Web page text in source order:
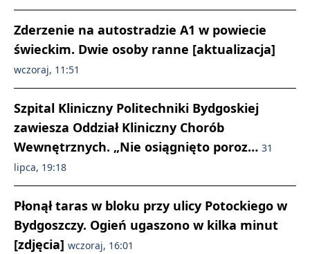
Zderzenie na autostradzie A1 w powiecie
świeckim. Dwie osoby ranne [aktualizacja]
wczoraj, 11:51
Szpital Kliniczny Politechniki Bydgoskiej
zawiesza Oddział Kliniczny Chorób
Wewnętrznych. „Nie osiągnięto poroz… 31
lipca, 19:18
Płonął taras w bloku przy ulicy Potockiego w
Bydgoszczy. Ogień ugaszono w kilka minut
[zdjęcia] wczoraj, 16:01